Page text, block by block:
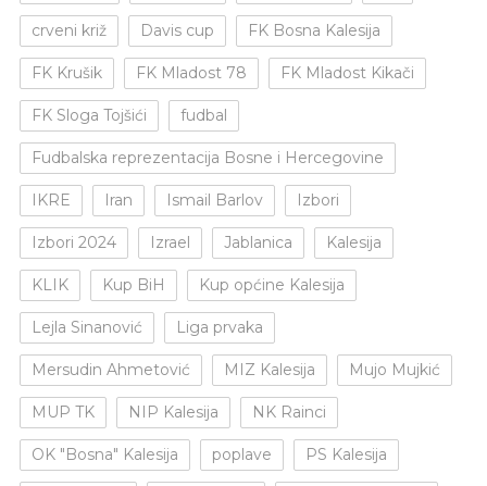
crveni križ Davis cup FK Bosna Kalesija
FK Krušik FK Mladost 78 FK Mladost Kikači
FK Sloga Tojšići fudbal
Fudbalska reprezentacija Bosne i Hercegovine
IKRE Iran Ismail Barlov Izbori
Izbori 2024 Izrael Jablanica Kalesija
KLIK Kup BiH Kup općine Kalesija
Lejla Sinanović Liga prvaka
Mersudin Ahmetović MIZ Kalesija Mujo Mujkić
MUP TK NIP Kalesija NK Rainci
OK "Bosna" Kalesija poplave PS Kalesija